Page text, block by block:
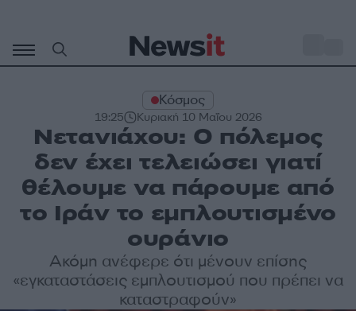
περιεχόμενο
Κόσμος
19:25 Κυριακή 10 Μαΐου 2026
Νετανιάχου: Ο πόλεμος
δεν έχει τελειώσει γιατί
θέλουμε να πάρουμε από
το Ιράν το εμπλουτισμένο
ουράνιο
Ακόμη ανέφερε ότι μένουν επίσης
«εγκαταστάσεις εμπλουτισμού που πρέπει να
καταστραφούν»